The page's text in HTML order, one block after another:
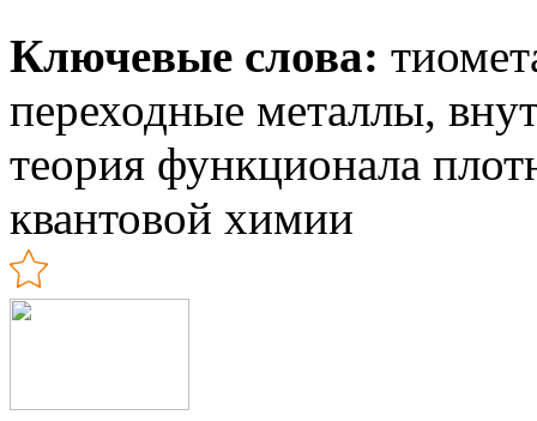
Ключевые слова:
переходные металлы,
теория функционала
квантовой химии